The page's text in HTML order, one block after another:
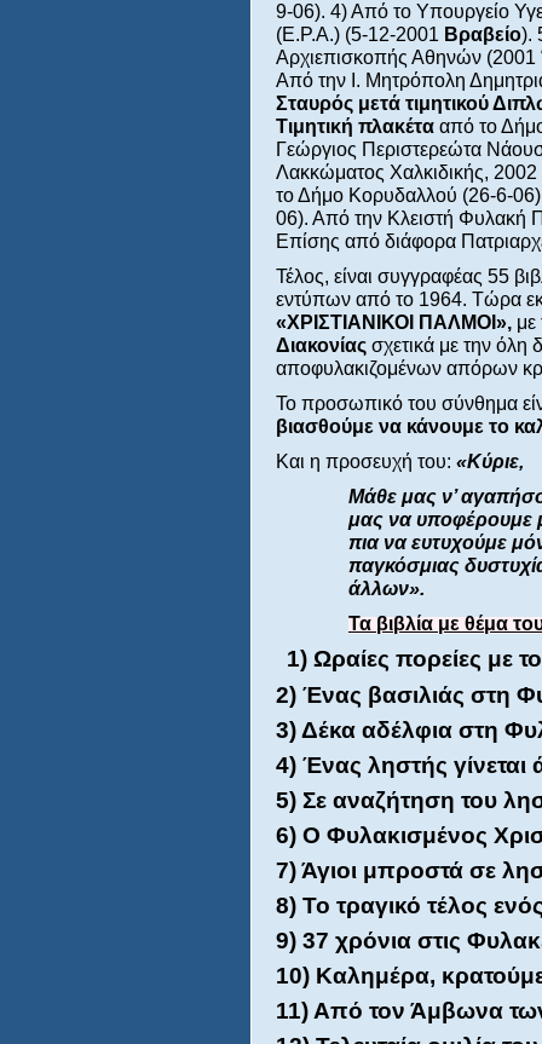
9-06). 4) Από το Υπουργείο
(Ε.Ρ.Α.) (5-12-2001 Βραβείο).
Αρχιεπισκοπής Αθηνών (2001
Από την Ι. Μητρόπολη
Σταυρός μετά τιμητικού
Τιμητική πλακέτα από το
Γεώργιος Περιστερεώτα
Λακκώματος Χαλκιδικής,
το Δήμο Κορυδαλλού (26-6-
06). Από την Κλειστή Φυλακή
Επίσης από διάφορα
Τέλος, είναι συγγραφέας 55
εντύπων από το 1964. Τώρα
«ΧΡΙΣΤΙΑΝΙΚΟΙ ΠΑΛΜΟΙ», με
Διακονίας σχετικά με την όλη
αποφυλακιζομένων απόρων
Το προσωπικό του σύνθημα
βιασθούμε να κάνουμε το
Και η προσευχή του: «Κύριε,
Μάθε μας ν’
μας να υποφέρουμε
πια να ευτυχούμε
παγκόσμιας
άλλων».
Τα βιβλία με θέμα
1) Ωραίες πορείες με
2) Ένας βασιλιάς στη
3) Δέκα αδέλφια στη
4) Ένας ληστής γίνεται
5) Σε αναζήτηση του
6) Ο Φυλακισμένος
7) Άγιοι μπροστά σε
8) Το τραγικό τέλος
9) 37 χρόνια στις
10) Καλημέρα,
11) Από τον Άμβωνα